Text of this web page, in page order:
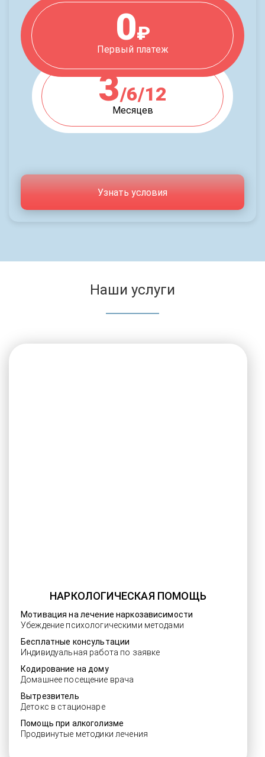
0₽
Первый платеж
3/6/12
Месяцев
Узнать условия
Наши услуги
НАРКОЛОГИЧЕСКАЯ ПОМОЩЬ
Мотивация на лечение наркозависимости
Убеждение психологическими методами
Бесплатные консультации
Индивидуальная работа по заявке
Кодирование на дому
Домашнее посещение врача
Вытрезвитель
Детокс в стационаре
Помощь при алкоголизме
Продвинутые методики лечения